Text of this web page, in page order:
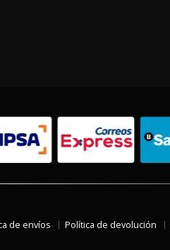
de envíos Política de devolución